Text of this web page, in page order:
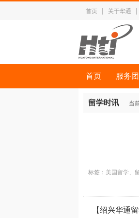
首页 | 关于华通 |
首页 服务
留学时讯 当
标签： 美国留学、
【绍兴华通